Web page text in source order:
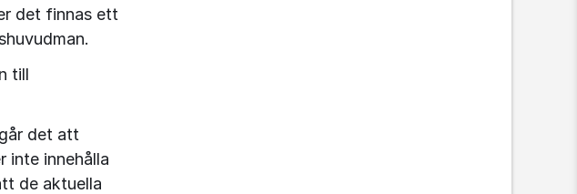
det finnas ett
till
det att
inte innehålla
de aktuella